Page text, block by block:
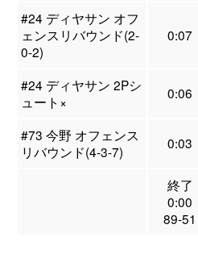
#24 ディヤサン オフ
ェンスリバウンド(2-
0-2)
0:07
#24 ディヤサン 2Pシ
ュート×
0:06
#73 今野 オフェンス
リバウンド(4-3-7)
0:03
終了
0:00
89-51